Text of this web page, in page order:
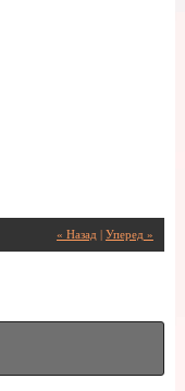
« Назад Уперед »